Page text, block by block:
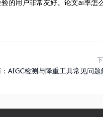
的用户非常友好。论文ai率怎
AIGC检测与降重工具常见问题